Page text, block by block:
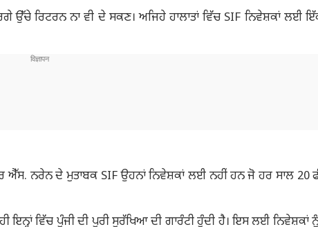
ਉੱਚੇ ਰਿਟਰਨ ਨਾ ਵੀ ਦੇ ਸਕਣ। ਅਜਿਹੇ ਹਾਲਾਤਾਂ ਵਿੱਚ SIF ਨਿਵੇਸ਼ਕਾਂ ਲਈ
ਨਰੇਨ ਦੇ ਮੁਤਾਬਕ SIF ਉਹਨਾਂ ਨਿਵੇਸ਼ਕਾਂ ਲਈ ਨਹੀਂ ਹਨ ਜੋ ਹਰ ਸਾਲ 20
ਇਨ੍ਹਾਂ ਵਿੱਚ ਪੂੰਜੀ ਦੀ ਪੂਰੀ ਸੁਰੱਖਿਆ ਦੀ ਗਾਰੰਟੀ ਹੁੰਦੀ ਹੈ। ਇਸ ਲਈ ਨਿਵੇਸ਼ਕਾਂ